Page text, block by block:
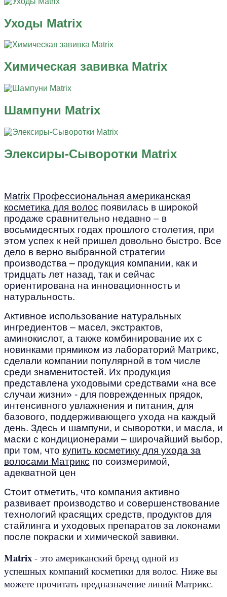
Уходы Matrix
Химическая завивка Matrix
Шампуни Matrix
Элексиры-Сыворотки Matrix
Matrix Профессиональная американская
косметика для волос появилась в широкой
продаже сравнительно недавно – в
восьмидесятых годах прошлого столетия, при
этом успех к ней пришел довольно быстро. Все
дело в верно выбранной стратегии
производства – продукция компании, как и
тридцать лет назад, так и сейчас
ориентирована на инновационность и
натуральность.
Активное использование натуральных
ингредиентов – масел, экстрактов,
аминокислот, а также комбинирование их с
новинками прямиком из лабораторий Матрикс,
сделали компании популярной в том числе
среди знаменитостей. Их продукция
представлена уходовыми средствами «на все
случаи жизни» - для поврежденных прядок,
интенсивного увлажнения и питания, для
базового, поддерживающего ухода на каждый
день. Здесь и шампуни, и сыворотки, и масла, и
маски с кондиционерами – широчайший выбор,
при том, что купить косметику для ухода за
волосами Матрикс по соизмеримой,
адекватной цен
Стоит отметить, что компания активно
развивает производство и совершенствование
технологий красящих средств, продуктов для
стайлинга и уходовых препаратов за локонами
после покраски и химической завивки.
Matrix - это американский бренд одной из
успешных компаний косметики для волос. Ниже вы
можете прочитать предназначение линий Матрикс.